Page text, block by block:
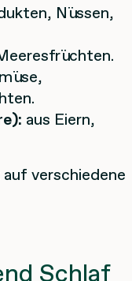
Nüssen,
aus Eiern,
verschiedene
Schlaf